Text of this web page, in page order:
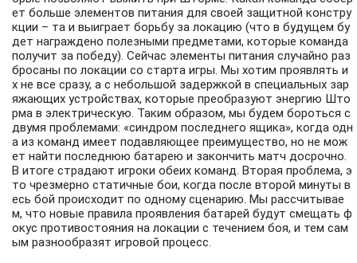
ет больше элементов питания для своей защитной констру
кции – та и выиграет борьбу за локацию (что в будущем бу
дет награждено полезными предметами, которые команда
получит за победу). Сейчас элементы питания случайно раз
бросаны по локации со старта игры. Мы хотим проявлять и
х не все сразу, а с небольшой задержкой в специальных зар
яжающих устройствах, которые преобразуют энергию Што
рма в электрическую. Таким образом, мы будем бороться с
двумя проблемами: «синдром последнего ящика», когда одн
а из команд имеет подавляющее преимущество, но не мож
ет найти последнюю батарею и закончить матч досрочно.
В итоге страдают игроки обеих команд. Вторая проблема, э
то чрезмерно статичные бои, когда после второй минуты в
есь бой происходит по одному сценарию. Мы рассчитывае
м, что новые правила проявления батарей будут смещать ф
окус противостояния на локации с течением боя, и тем сам
ым разнообразят игровой процесс.